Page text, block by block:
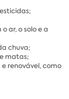
ar, o solo e a
chuva;
matas;
renovável, como